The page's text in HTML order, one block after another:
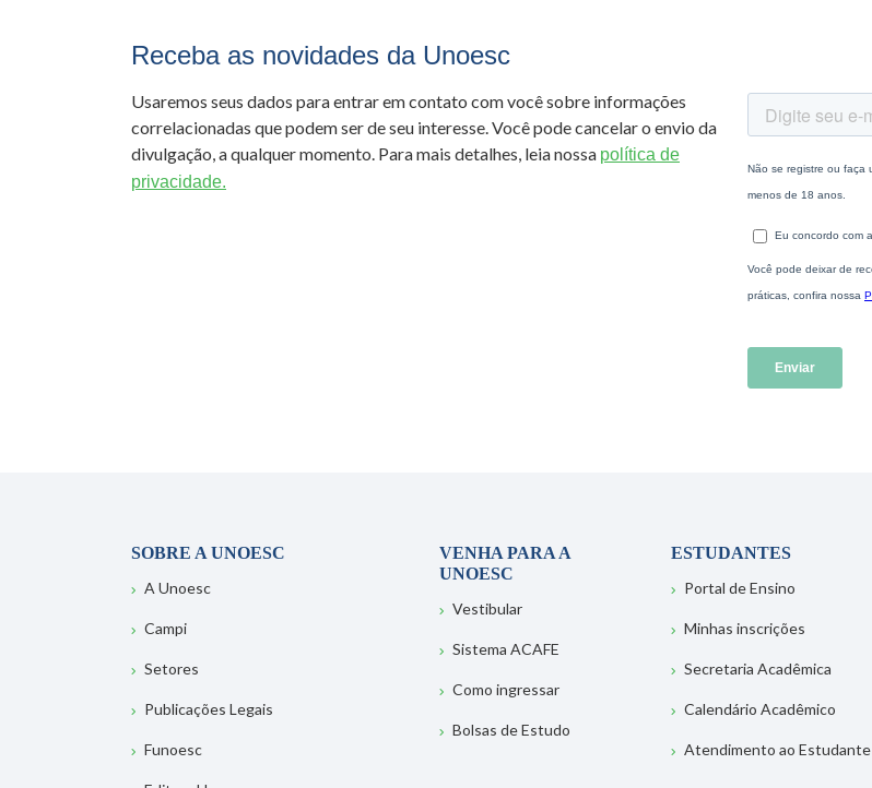
Receba as novidades da Unoesc
Usaremos seus dados para entrar em contato com você sobre informações
correlacionadas que podem ser de seu interesse. Você pode cancelar o envio da
divulgação, a qualquer momento. Para mais detalhes, leia nossa política de
privacidade.
SOBRE A UNOESC
A Unoesc
Campi
Setores
Publicações Legais
Funoesc
VENHA PARA A
UNOESC
Vestibular
Sistema ACAFE
Como ingressar
Bolsas de Estudo
ESTUDANTES
Portal de Ensino
Minhas inscrições
Secretaria Acadêmica
Calendário Acadêmico
Atendimento ao Estudante